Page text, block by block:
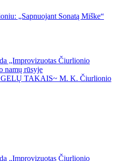
„Sapnuojant Sonatą Miške“
„Improvizuotas Čiurlionio
namų rūsyje
TAKAIS~ M. K. Čiurlionio
„Improvizuotas Čiurlionio